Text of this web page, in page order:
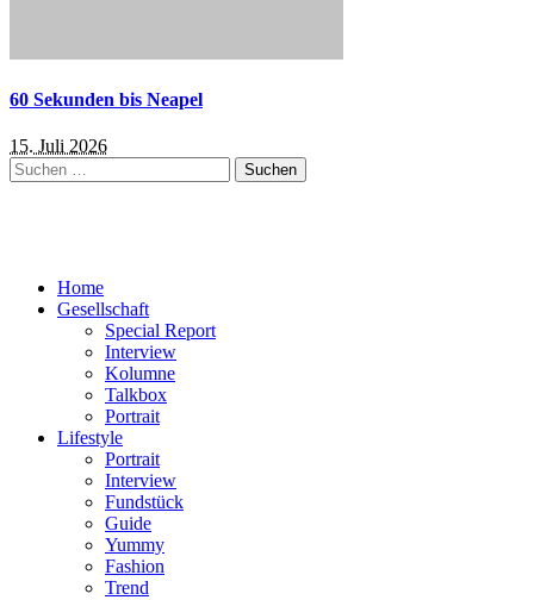
60 Sekunden bis Neapel
15. Juli 2026
Suchen
nach:
Home
Gesellschaft
Special Report
Interview
Kolumne
Talkbox
Portrait
Lifestyle
Portrait
Interview
Fundstück
Guide
Yummy
Fashion
Trend